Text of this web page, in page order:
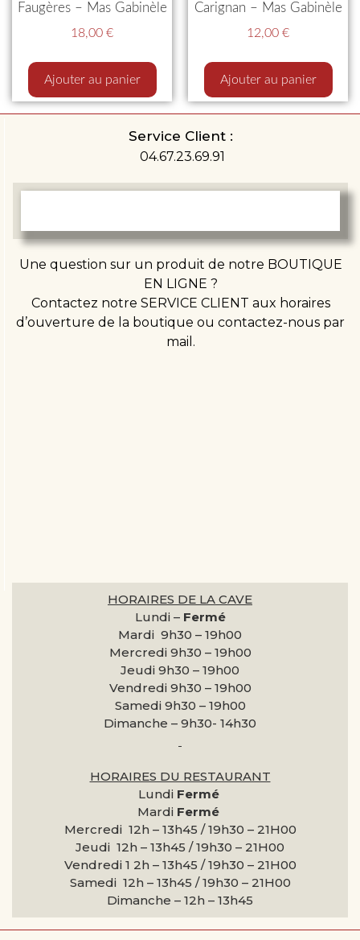
Faugères – Mas Gabinèle
18,00 €
Ajouter au panier
Carignan – Mas Gabinèle
12,00 €
Ajouter au panier
HORAIRES DE LA CAVE
Lundi – Fermé
Mardi 9h30 – 19h00
Mercredi 9h30 – 19h00
Jeudi 9h30 – 19h00
Vendredi 9h30 – 19h00
Samedi 9h30 – 19h00
Dimanche – 9h30- 14h30
HORAIRES DU RESTAURANT
Lundi Fermé
Mardi Fermé
Mercredi 12h – 13h45 / 19h30 – 21H00
Jeudi 12h – 13h45 / 19h30 – 21H00
Vendredi 1 2h – 13h45 / 19h30 – 21H00
Samedi 12h – 13h45 / 19h30 – 21H00
Dimanche – 12h – 13h45
Une question sur un produit de notre BOUTIQUE
EN LIGNE ?
Contactez notre SERVICE CLIENT aux horaires
d’ouverture de la boutique ou contactez-nous par
mail.
Service Client :
04.67.23.69.91